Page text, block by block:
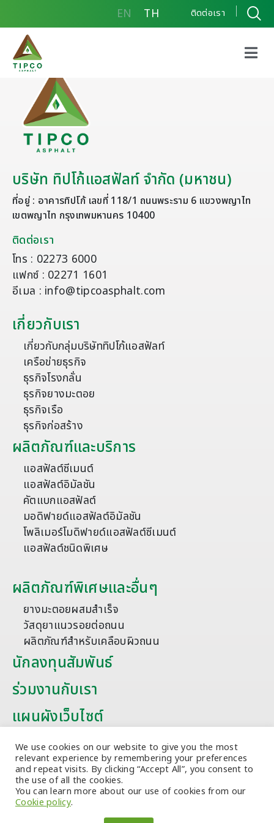
EN TH ติดต่อเรา
บริษัท ทิปโก้แอสฟัลท์ จำกัด (มหาชน)
ที่อยู่ : อาคารทิปโก้ เลขที่ 118/1 ถนนพระราม 6 แขวงพญาไท
เขตพญาไท กรุงเทพมหานคร 10400
ติดต่อเรา
โทร : 02273 6000
แฟกซ์ : 02271 1601
อีเมล : info@tipcoasphalt.com
เกี่ยวกับเรา
เกี่ยวกับกลุ่มบริษัททิปโก้แอสฟัลท์
เครือข่ายธุรกิจ
ธุรกิจโรงกลั่น
ธุรกิจยางมะตอย
ธุรกิจเรือ
ธุรกิจก่อสร้าง
ผลิตภัณฑ์และบริการ
แอสฟัลต์ซีเมนต์
แอสฟัลต์อิมัลชัน
คัตแบกแอสฟัลต์
มอดิฟายด์แอสฟัลต์อิมัลชัน
โพลิเมอร์โมดิฟายด์แอสฟัลต์ซีเมนต์
แอสฟัลต์ชนิดพิเศษ
ผลิตภัณฑ์พิเศษและอื่นๆ
ยางมะตอยผสมสำเร็จ
วัสดุยาแนวรอยต่อถนน
ผลิตภัณฑ์สำหรับเคลือบผิวถนน
นักลงทุนสัมพันธ์
ร่วมงานกับเรา
แผนผังเว็บไซต์
บทความ
We use cookies on our website to give you the most
relevant experience by remembering your preferences
and repeat visits. By clicking “Accept All”, you consent to
the use of all the cookies.
You can learn more about our use of cookies from our
Cookie policy.